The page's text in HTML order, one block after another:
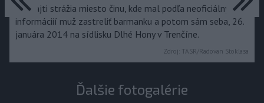
Policajti strážia miesto činu, kde mal podľa neoficiálnych
informáciií muž zastreliť barmanku a potom sám seba, 26.
januára 2014 na sídlisku Dlhé Hony v Trenčíne.
Zdroj: TASR/Radovan Stoklasa
Ďalšie fotogalérie